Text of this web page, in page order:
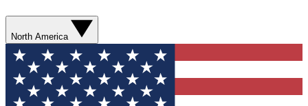
North America